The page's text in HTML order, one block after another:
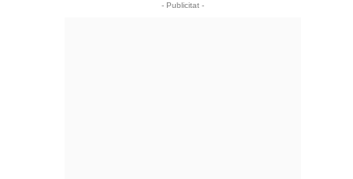
- Publicitat -